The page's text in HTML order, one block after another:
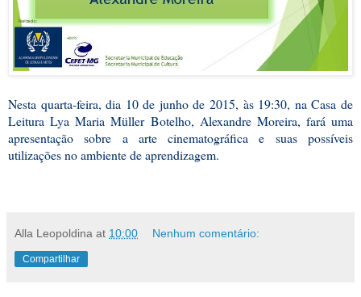
Nesta quarta-feira, dia 10 de junho de 2015, às 19:30, na Casa de
Leitura Lya Maria Müller Botelho, Alexandre Moreira, fará uma
apresentação sobre a arte cinematográfica e suas possíveis
utilizações no ambiente de aprendizagem.
Alla Leopoldina at 10:00 Nenhum comentário:
Compartilhar